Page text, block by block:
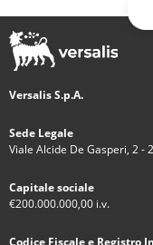
Versalis S.p.A.
Sede Legale
Viale Alcide De Gasperi, 2 -
Capitale sociale
€200.000.000,00 i.v.
Codice Fiscale e Registro